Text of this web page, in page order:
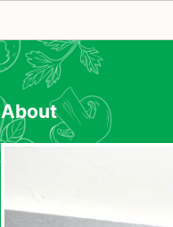
About